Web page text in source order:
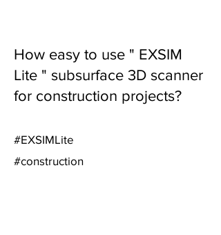
How easy to use " EXSIM
Lite " subsurface 3D scanner
for construction projects?
#EXSIMLite
#construction